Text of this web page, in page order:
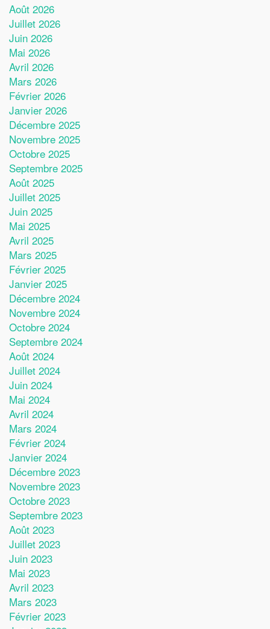
Août 2026
Juillet 2026
Juin 2026
Mai 2026
Avril 2026
Mars 2026
Février 2026
Janvier 2026
Décembre 2025
Novembre 2025
Octobre 2025
Septembre 2025
Août 2025
Juillet 2025
Juin 2025
Mai 2025
Avril 2025
Mars 2025
Février 2025
Janvier 2025
Décembre 2024
Novembre 2024
Octobre 2024
Septembre 2024
Août 2024
Juillet 2024
Juin 2024
Mai 2024
Avril 2024
Mars 2024
Février 2024
Janvier 2024
Décembre 2023
Novembre 2023
Octobre 2023
Septembre 2023
Août 2023
Juillet 2023
Juin 2023
Mai 2023
Avril 2023
Mars 2023
Février 2023